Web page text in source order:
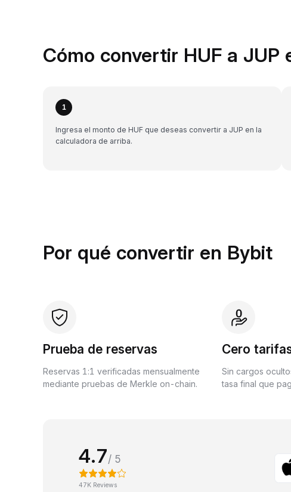
Cómo convertir HUF a JUP
1
Ingresa el monto de HUF que deseas convertir a JUP en la
calculadora de arriba.
Por qué convertir en Bybit
Prueba de reservas
Reservas 1:1 verificadas mensualmente
mediante pruebas de Merkle on-chain.
Cero
Sin cargos
tasa final que
4.7/ 5
47K Reviews